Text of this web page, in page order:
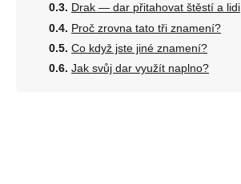
Drak — dar přitahovat štěstí a lidi
Proč zrovna tato tři znamení?
Co když jste jiné znamení?
Jak svůj dar využít naplno?